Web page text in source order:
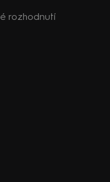
rozhodnutí